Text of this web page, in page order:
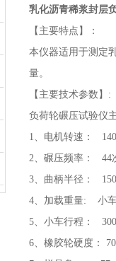
乳化沥青稀浆封层
【主要特点】：
本仪器适用于测定
量。
【主要技术参数】 :
负荷轮碾压试验仪
1、电机转速：
2、碾压频率： 44
3、曲柄半径：
4、加载重量: 小车
5、小车行程：
6、橡胶轮硬度：